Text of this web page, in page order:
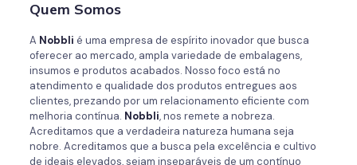
Quem Somos
A Nobbli é uma empresa de espírito inovador que busca
oferecer ao mercado, ampla variedade de embalagens,
insumos e produtos acabados. Nosso foco está no
atendimento e qualidade dos produtos entregues aos
clientes, prezando por um relacionamento eficiente com
melhoria contínua. Nobbli, nos remete a nobreza.
Acreditamos que a verdadeira natureza humana seja
nobre. Acreditamos que a busca pela excelência e cultivo
de ideais elevados, sejam inseparáveis de um contínuo